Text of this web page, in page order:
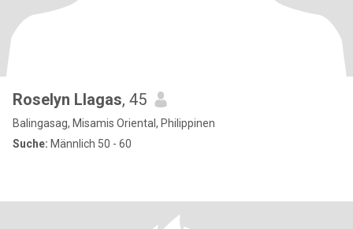
Roselyn Llagas, 45
Balingasag, Misamis Oriental, Philippinen
Suche: Männlich 50 - 60